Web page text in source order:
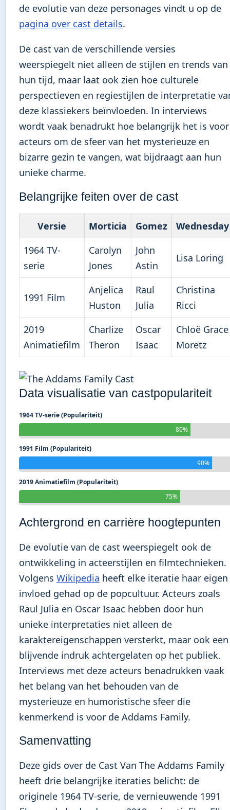
de evolutie van deze personages vindt u op de
pagina over cast details.
De cast van de verschillende versies
weerspiegelt niet alleen de stijlen en trends van
hun tijd, maar laat ook zien hoe culturele
perspectieven en regiestijlen de interpretatie
deze klassiekers beïnvloeden. In interviews
wordt vaak benadrukt hoe belangrijk het is voor
acteurs om de sfeer van het mysterieuze en
bizarre gezin te vangen, wat bijdraagt aan hun
unieke charme.
Belangrijke feiten over de cast
Versie Morticia Gomez
Wednesday
1964 TV-
serie
Carolyn
Jones
John
Astin
Lisa Loring
1991 Film
Anjelica
Huston
Raul
Julia
Christina
Ricci
2019
Animatiefilm
Charlize
Theron
Oscar
Isaac
Chloë Grace
Moretz
Data visualisatie van castpopulariteit
1964 TV-serie (Populariteit)
80%
1991 Film (Populariteit)
90%
2019 Animatiefilm (Populariteit)
75%
Achtergrond en carrière hoogtepunten
De evolutie van de cast weerspiegelt ook de
ontwikkeling in acteerstijlen en filmtechnieken.
Volgens Wikipedia heeft elke iteratie haar eigen
invloed gehad op de popcultuur. Acteurs zoals
Raul Julia en Oscar Isaac hebben door hun
unieke interpretaties niet alleen de
karaktereigenschappen versterkt, maar ook een
blijvende indruk achtergelaten op het publiek.
Interviews met deze acteurs benadrukken vaak
het belang van het behouden van de
mysterieuze en humoristische sfeer die
kenmerkend is voor de Addams Family.
Samenvatting
Deze gids over de Cast Van The Addams Family
heeft drie belangrijke iteraties belicht: de
originele 1964 TV-serie, de vernieuwende 1991